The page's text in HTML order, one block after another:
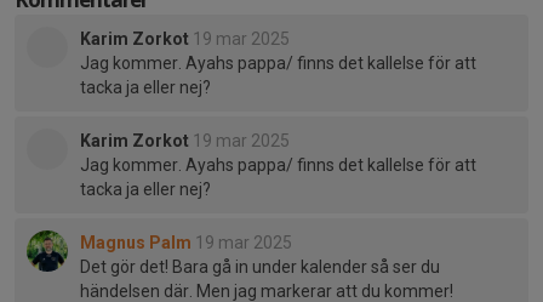
Karim Zorkot 19 mar 2025
Jag kommer. Ayahs pappa/ finns det kallelse för att
tacka ja eller nej?
Karim Zorkot 19 mar 2025
Jag kommer. Ayahs pappa/ finns det kallelse för att
tacka ja eller nej?
Magnus Palm 19 mar 2025
Det gör det! Bara gå in under kalender så ser du
händelsen där. Men jag markerar att du kommer!